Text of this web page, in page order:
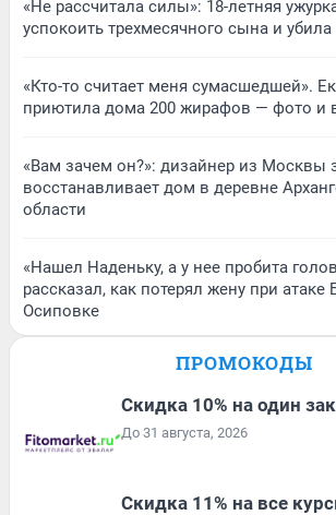
«Не рассчитала силы»: 18-летняя
успокоить трехмесячного сына и убила
«Кто-то считает меня сумасшедшей».
приютила дома 200 жирафов — фото и
«Вам зачем он?»: дизайнер из Москвы
восстанавливает дом в деревне
области
«Нашел Наденьку, а у нее пробита
рассказал, как потерял жену при
Осиповке
ПРОМОКОДЫ
Скидка 10% на один
До 31 августа, 2026
Скидка 11% на все